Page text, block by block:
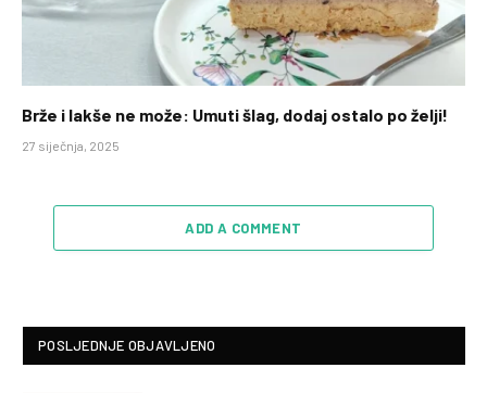
Brže i lakše ne može: Umuti šlag, dodaj ostalo po želji!
27 siječnja, 2025
ADD A COMMENT
POSLJEDNJE OBJAVLJENO